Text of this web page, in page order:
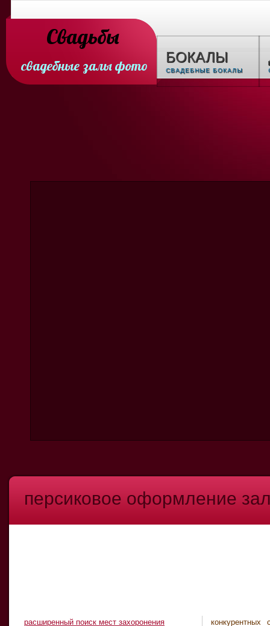
Свадьбы
свадебные залы фото
БОКАЛЫ
СВАДЕБНЫЕ БОКАЛЫ
персиковое оформление
расширенный поиск мест захоронения
конкурентных